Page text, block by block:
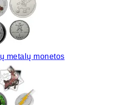
metalų monetos